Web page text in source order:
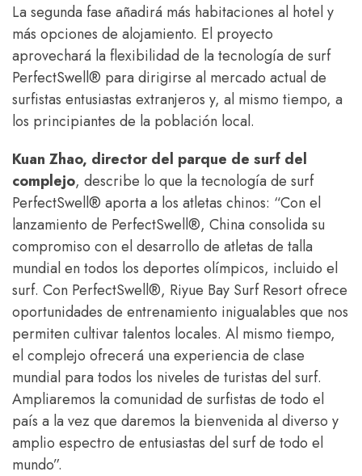
La segunda fase añadirá más habitaciones al hotel y
más opciones de alojamiento. El proyecto
aprovechará la flexibilidad de la tecnología de surf
PerfectSwell® para dirigirse al mercado actual de
surfistas entusiastas extranjeros y, al mismo tiempo, a
los principiantes de la población local.
Kuan Zhao, director del parque de surf del
complejo, describe lo que la tecnología de surf
PerfectSwell® aporta a los atletas chinos: “Con el
lanzamiento de PerfectSwell®, China consolida su
compromiso con el desarrollo de atletas de talla
mundial en todos los deportes olímpicos, incluido el
surf. Con PerfectSwell®, Riyue Bay Surf Resort ofrece
oportunidades de entrenamiento inigualables que nos
permiten cultivar talentos locales. Al mismo tiempo,
el complejo ofrecerá una experiencia de clase
mundial para todos los niveles de turistas del surf.
Ampliaremos la comunidad de surfistas de todo el
país a la vez que daremos la bienvenida al diverso y
amplio espectro de entusiastas del surf de todo el
mundo”.